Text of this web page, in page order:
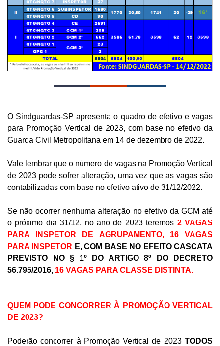
O Sindguardas-SP apresenta o quadro de efetivo e vagas
para Promoção Vertical de 2023, com base no efetivo da
Guarda Civil Metropolitana em 14 de dezembro de 2022.
Vale lembrar que o número de vagas na Promoção Vertical
de 2023 pode sofrer alteração, uma vez que as vagas são
contabilizadas com base no efetivo ativo de 31/12/2022.
Se não ocorrer nenhuma alteração no efetivo da GCM até
o próximo dia 31/12, no ano de 2023 teremos 2 VAGAS
PARA INSPETOR DE AGRUPAMENTO, 16 VAGAS
PARA INSPETOR E, COM BASE NO EFEITO CASCATA
PREVISTO NO § 1º DO ARTIGO 8º DO DECRETO
56.795/2016, 16 VAGAS PARA CLASSE DISTINTA.
QUEM PODE CONCORRER À PROMOÇÃO VERTICAL
DE 2023?
Poderão concorrer à Promoção Vertical de 2023 TODOS